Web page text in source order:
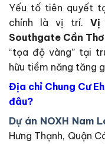
Yếu tố tiên quyết
chính là vị trí. Vị
Southgate Cần Thơ
“tọa độ vàng” tại
hữu tiềm năng tăng
Địa chỉ Chung Cư
đâu?
Dự án NOXH Nam
Hưng Thạnh, Quận